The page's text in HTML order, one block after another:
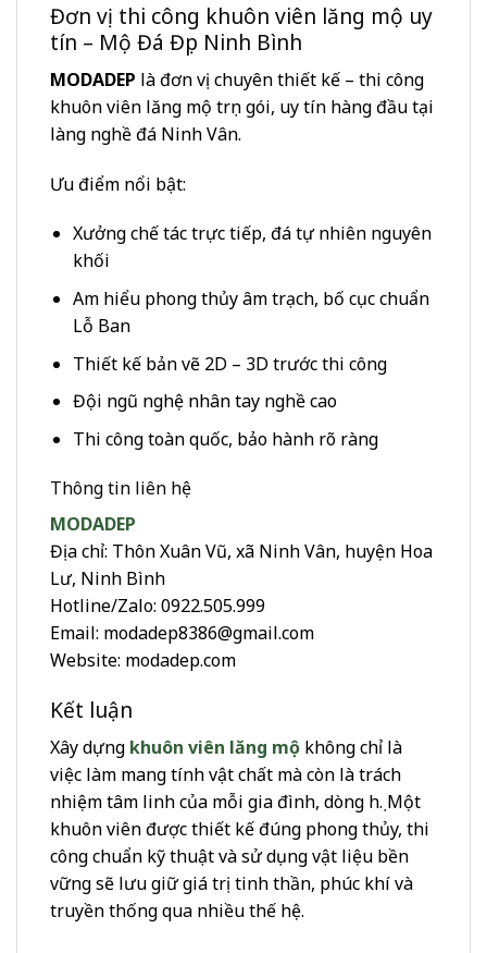
Đơn vị thi công khuôn viên lăng mộ uy
tín – Mộ Đá Đẹp Ninh Bình
MODADEP là đơn vị chuyên thiết kế – thi công
khuôn viên lăng mộ trọn gói, uy tín hàng đầu tại
làng nghề đá Ninh Vân.
Ưu điểm nổi bật:
Xưởng chế tác trực tiếp, đá tự nhiên nguyên
khối
Am hiểu phong thủy âm trạch, bố cục chuẩn
Lỗ Ban
Thiết kế bản vẽ 2D – 3D trước thi công
Đội ngũ nghệ nhân tay nghề cao
Thi công toàn quốc, bảo hành rõ ràng
Thông tin liên hệ
MODADEP
Địa chỉ: Thôn Xuân Vũ, xã Ninh Vân, huyện Hoa
Lư, Ninh Bình
Hotline/Zalo: 0922.505.999
Email: modadep8386@gmail.com
Website: modadep.com
Kết luận
Xây dựng khuôn viên lăng mộ không chỉ là
việc làm mang tính vật chất mà còn là trách
nhiệm tâm linh của mỗi gia đình, dòng họ. Một
khuôn viên được thiết kế đúng phong thủy, thi
công chuẩn kỹ thuật và sử dụng vật liệu bền
vững sẽ lưu giữ giá trị tinh thần, phúc khí và
truyền thống qua nhiều thế hệ.